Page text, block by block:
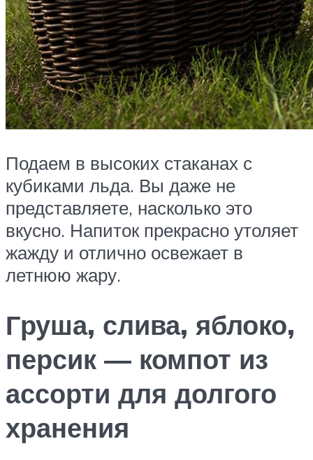
Подаем в высоких стаканах с
кубиками льда. Вы даже не
представляете, насколько это
вкусно. Напиток прекрасно утоляет
жажду и отлично освежает в
летнюю жару.
Груша, слива, яблоко,
персик — компот из
ассорти для долгого
хранения